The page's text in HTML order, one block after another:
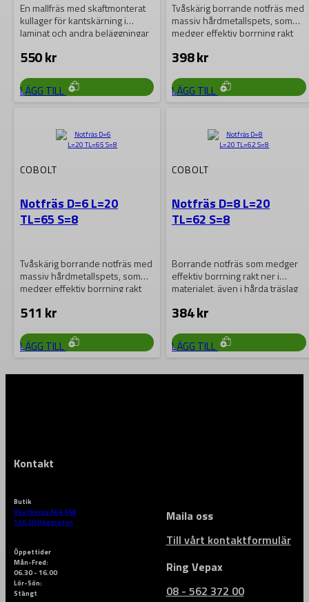
En mallfräs med skaftmonterat
kullager för kantskärning i
laminat och andra beläggningar
550kr
LÄGG TILL
Tvåskärig borrande notfräs med
massiv hårdmetallspets, som
medger effektiv borrning rakt
398kr
LÄGG TILL
COBOLT
Notfräs D=6 L=20
TL=65 S=8
Tvåskärig borrande notfräs med
massiv hårdmetallspets, som
medger effektiv borrning rakt
511 kr
LÄGG TILL
COBOLT
Notfräs D=8 L=20
TL=62 S=8
Borrande notfräs som medger
effektiv borrning rakt ner i
materialet, även i hårda träslag
384kr
LÄGG TILL
Kontakt
Butik
Västberga Allé 36B
126 30 Hägersten
Maila oss
Till vårt kontaktformulär
Öppettider
Mån-Fred:
06.30 - 16.00
Lör-Sön:
Stängt
Ring Vepax
08 - 562 372 00